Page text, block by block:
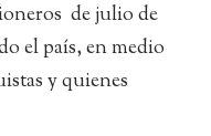
de julio de
el país, en medio
y quienes